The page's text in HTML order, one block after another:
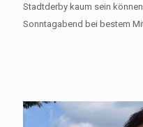
Stadtderby kaum sein
Sonntagabend bei bestem